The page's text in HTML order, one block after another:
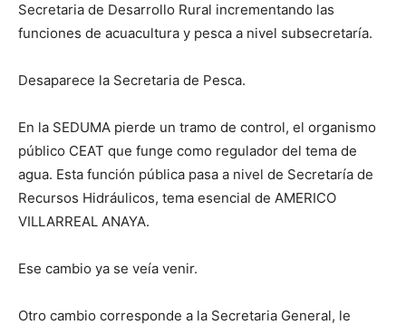
Secretaria de Desarrollo Rural incrementando las
funciones de acuacultura y pesca a nivel subsecretaría.
Desaparece la Secretaria de Pesca.
En la SEDUMA pierde un tramo de control, el organismo
público CEAT que funge como regulador del tema de
agua. Esta función pública pasa a nivel de Secretaría de
Recursos Hidráulicos, tema esencial de AMERICO
VILLARREAL ANAYA.
Ese cambio ya se veía venir.
Otro cambio corresponde a la Secretaria General, le